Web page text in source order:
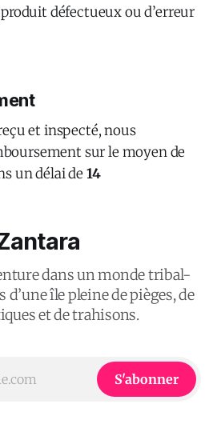
produit défectueux ou d’erreur
et inspecté, nous
sur le moyen de
un délai de 14
dans un monde tribal-
île pleine de pièges, de
et de trahisons.
S'abonner